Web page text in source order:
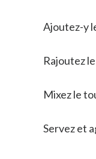
Ajoutez-y
Rajoutez
Mixez le
Servez et